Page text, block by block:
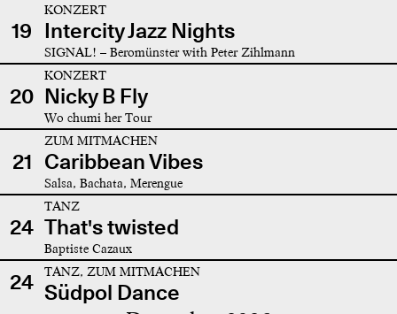
19
KONZERT
Intercity Jazz Nights
SIGNAL! – Beromünster with Peter Zihlmann
20
KONZERT
Nicky B Fly
Wo chumi her Tour
21
ZUM MITMACHEN
Caribbean Vibes
Salsa, Bachata, Merengue
24
TANZ
That's twisted
Baptiste Cazaux
24 TANZ, ZUM MITMACHEN
Südpol Dance